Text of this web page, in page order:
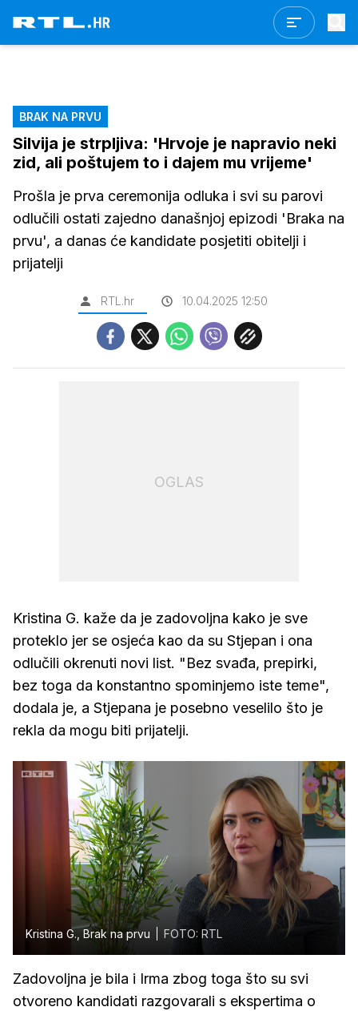
BRAK NA PRVU
Silvija je strpljiva: 'Hrvoje je napravio neki
zid, ali poštujem to i dajem mu vrijeme'
Prošla je prva ceremonija odluka i svi su parovi
odlučili ostati zajedno današnjoj epizodi 'Braka na
prvu', a danas će kandidate posjetiti obitelji i
prijatelji
RTL.hr 10.04.2025 12:50
OGLAS
Kristina G. kaže da je zadovoljna kako je sve
proteklo jer se osjeća kao da su Stjepan i ona
odlučili okrenuti novi list. "Bez svađa, prepirki,
bez toga da konstantno spominjemo iste teme",
dodala je, a Stjepana je posebno veselilo što je
rekla da mogu biti prijatelji.
Kristina G., Brak na prvu FOTO: RTL
Zadovoljna je bila i Irma zbog toga što su svi
otvoreno kandidati razgovarali s ekspertima o